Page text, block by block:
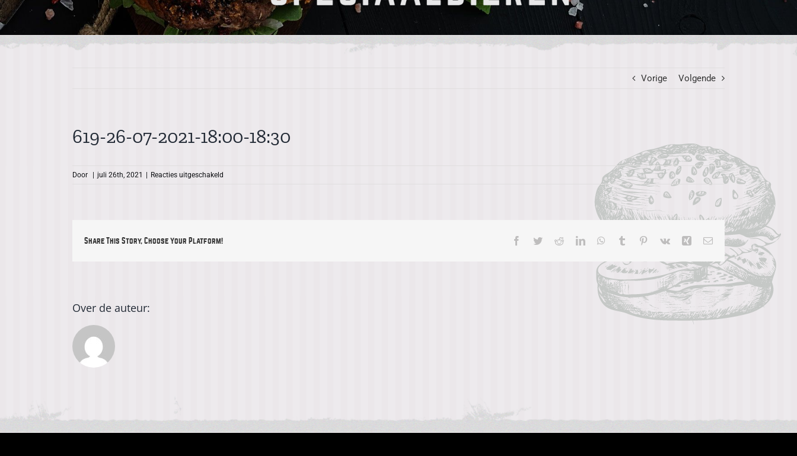
Vorige Volgende
619-26-07-2021-18:00-18:30
Door juli 26th, 2021 Reacties uitgeschakeld
Share This Story, Choose Your Platform! Facebook
TwitterRedditLinkedInWhatsApp
Tumblr Pinterest
Vk Xing E-
Over de auteur: